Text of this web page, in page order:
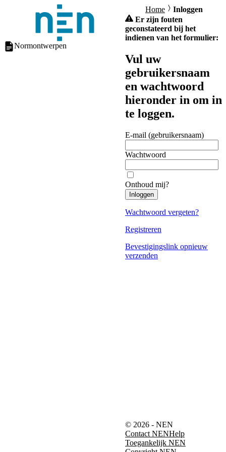
Normontwerpen
Home
Inloggen
Er zijn fouten
geconstateerd bij het
indienen van het formulier:
Vul uw
gebruikersnaam
en wachtwoord
hieronder in om in
te loggen.
E-mail (gebruikersnaam)
Wachtwoord
Onthoud mij?
Inloggen
Wachtwoord vergeten?
Registreren
Bevestigingslink opnieuw
verzenden
© 2026 - NEN
Contact NENHelp
Toegankelijk NEN